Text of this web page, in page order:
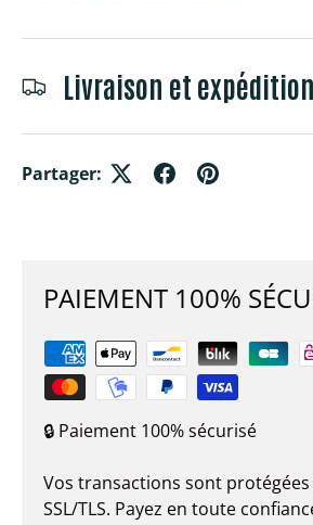
Livraison et expédition
Partager:
PAIEMENT 100%
🔒 Paiement 100% sécurisé
Vos transactions sont
SSL/TLS. Payez en toute